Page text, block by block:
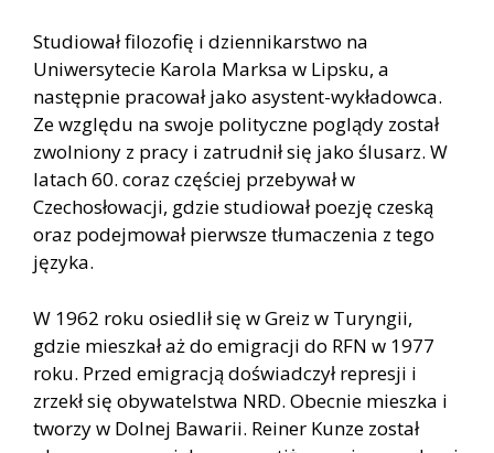
Studiował filozofię i dziennikarstwo na
Uniwersytecie Karola Marksa w Lipsku, a
następnie pracował jako asystent-wykładowca.
Ze względu na swoje polityczne poglądy został
zwolniony z pracy i zatrudnił się jako ślusarz. W
latach 60. coraz częściej przebywał w
Czechosłowacji, gdzie studiował poezję czeską
oraz podejmował pierwsze tłumaczenia z tego
języka.
W 1962 roku osiedlił się w Greiz w Turyngii,
gdzie mieszkał aż do emigracji do RFN w 1977
roku. Przed emigracją doświadczył represji i
zrzekł się obywatelstwa NRD. Obecnie mieszka i
tworzy w Dolnej Bawarii. Reiner Kunze został